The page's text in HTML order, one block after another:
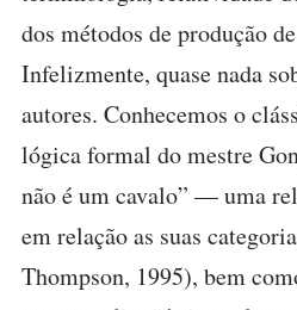
dos métodos de produção
Infelizmente, quase nada
autores. Conhecemos o
lógica formal do mestre
não é um cavalo” — uma
em relação as suas
Thompson, 1995), bem